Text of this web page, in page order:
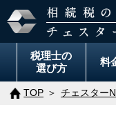
税理士の
選び方
料
TOP チェスター